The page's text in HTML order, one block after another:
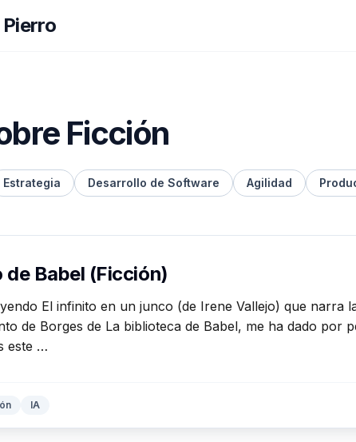
Ficción
Estrategia Desarrollo de Software Agilidad
de Babel (Ficción)
El infinito en un junco (de Irene Vallejo) que narra
de Borges de La biblioteca de Babel, me ha dado por
este …
IA